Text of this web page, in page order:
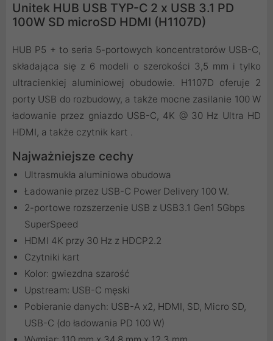
Unitek HUB USB TYP-C 2 x USB 3.1 PD
100W SD microSD HDMI (H1107D)
HUB P5 + to seria 5-portowych koncentratorów USB-C,
składająca się z 6 modeli o szerokości 3,5 mm i tylko
ultracienkiej aluminiowej obudowie. H1107D oferuje 2
porty USB do rozbudowy, a także mocne zasilanie 100 W
ładowanie przez gniazdo USB-C, 4K @ 30 Hz Ultra HD
HDMI, a także czytnik kart .
Najważniejsze cechy
Ultrasmukła aluminiowa obudowa
Ładowanie przez USB-C Power Delivery 100 W.
2-portowe rozszerzenie USB z USB3.1 Gen1 5Gbps
SuperSpeed
HDMI 4K przy 30 Hz z HDCP2.2
Czytniki kart
Kolor: gwiezdna szarość
Upstream: USB-C męski
Pobieranie danych: USB-A x2, HDMI, SD, Micro SD,
USB-C (do ładowania PD 100 W)